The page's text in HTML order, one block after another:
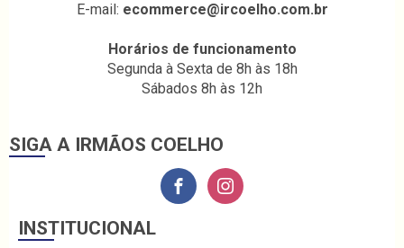
E-mail: ecommerce@ircoelho.com.br
Horários de funcionamento
Segunda à Sexta de 8h às 18h
Sábados 8h às 12h
SIGA A IRMÃOS COELHO
INSTITUCIONAL